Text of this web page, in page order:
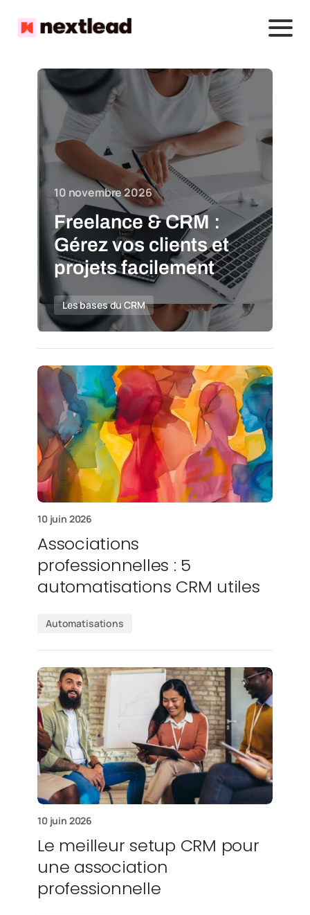
10 novembre 2026
Freelance & CRM :
Gérez vos clients et
projets facilement
Les bases du CRM
10 juin 2026
Associations
professionnelles : 5
automatisations CRM utiles
Automatisations
10 juin 2026
Le meilleur setup CRM pour
une association
professionnelle